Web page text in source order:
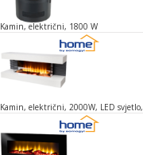
Kamin, električni, 1800 W
Kamin, električni, 2000W, LED svjetlo,
daljinski upravljač